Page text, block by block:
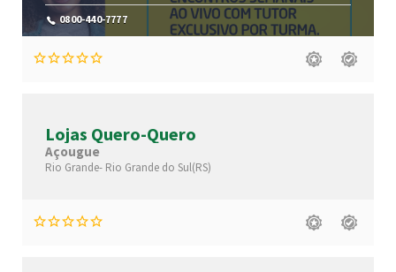
0800-440-7777
Lojas Quero-Quero
Açougue
Rio Grande- Rio Grande do Sul(RS)